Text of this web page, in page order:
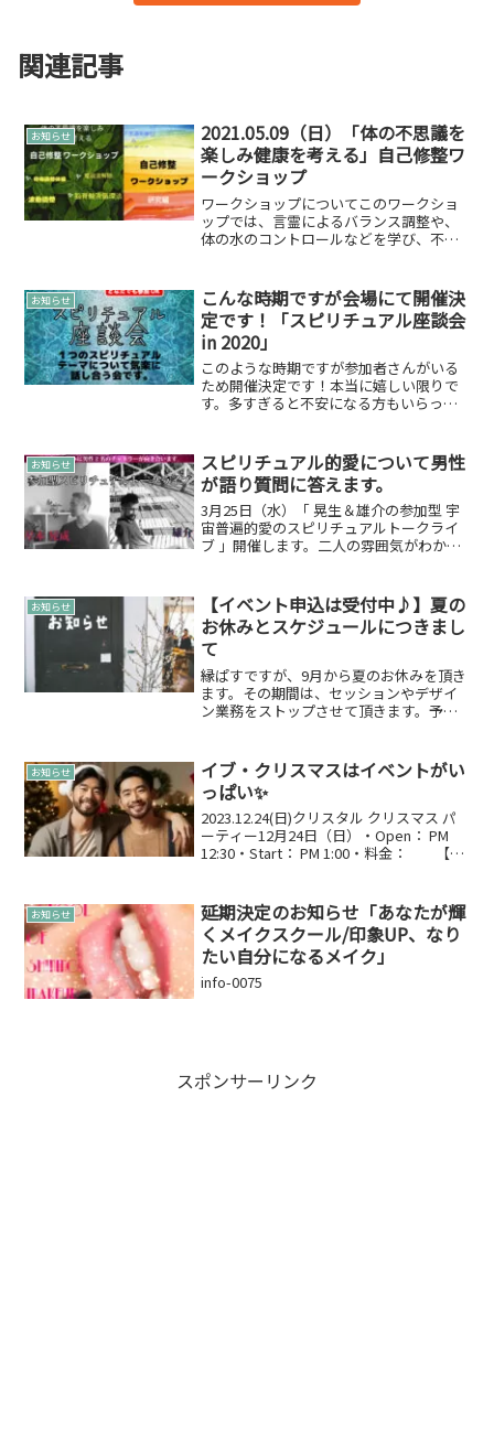
関連記事
お知らせ
2021.05.09（日）「体の不思議を
楽しみ健康を考える」自己修整ワ
ークショップ
ワークショップについてこのワークショ
ップでは、言霊によるバランス調整や、
体の水のコントロールなどを学び、不思
の柱のセルフ健康法学びます。地球軸グ
ランディング調整法言霊...
お知らせ
こんな時期ですが会場にて開催決
定です！「スピリチュアル座談会
in 2020」
このような時期ですが参加者さんがいる
ため開催決定です！本当に嬉しい限りで
す。多すぎると不安になる方もいらっし
ひ、こんな時期ですが足をお運びいただ
ける方はお越しいただけれ...
お知らせ
スピリチュアル的愛について男性
が語り質問に答えます。
3月25日（水）「 晃生＆雄介の参加型 宇
宙普遍的愛のスピリチュアルトークライ
ブ 」開催します。二人の雰囲気がわかる
でスピリチュアルトークセッションを開
催することにな...
お知らせ
【イベント申込は受付中♪】夏の
お休みとスケジュールにつきまし
て
縁ぱすですが、9月から夏のお休みを頂き
ます。その期間は、セッションやデザイ
ン業務をストップさせて頂きます。予め
（金）※通常の土日祝も含めてお知らせ
しております。...
お知らせ
イブ・クリスマスはイベントがい
っぱい✨
2023.12.24(日)クリスタル クリスマス パ
ーティー12月24日（日）・Open： PM
12:30・Start： PM 1:00・料金： 【予
パー...
お知らせ
延期決定のお知らせ「あなたが輝
くメイクスクール/印象UP、なり
たい自分になるメイク」
info-0075
スポンサーリンク